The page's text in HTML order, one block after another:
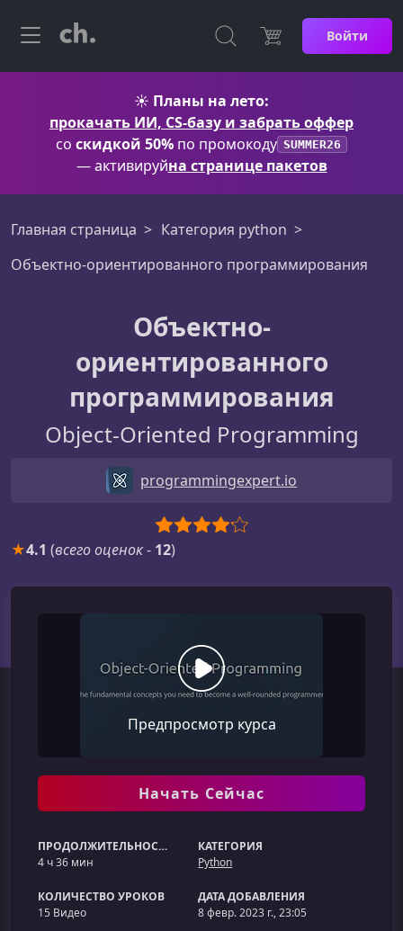
Войти
☀️ Планы на лето:
прокачать ИИ, CS-базу и забрать оффер
со скидкой 50% по промокоду SUMMER26
— активируйна странице пакетов
Главная страница
Категория python
Объектно-ориентированного программирования
Объектно-
ориентированного
программирования
Object-Oriented Programming
programmingexpert.io
★4.1 (всего оценок- 12)
Предпросмотр курса
Начать Сейчас
ПРОДОЛЖИТЕЛЬНОСТЬ
4 ч 36 мин
КАТЕГОРИЯ
Python
КОЛИЧЕСТВО УРОКОВ
15 Видео
ДАТА ДОБАВЛЕНИЯ
8 февр. 2023 г., 23:05